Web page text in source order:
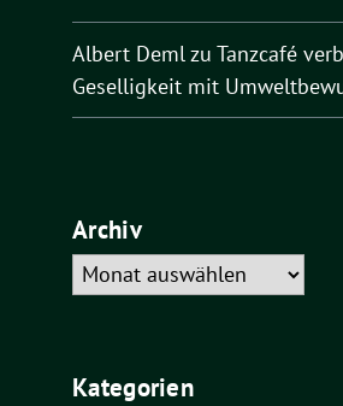
Albert Deml zu Tanzcafé
Geselligkeit mit
Archiv
Archiv
Kategorien